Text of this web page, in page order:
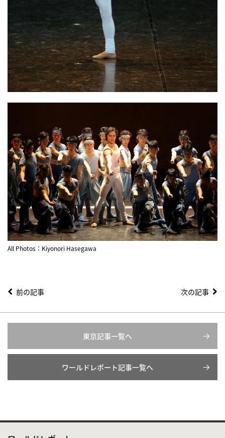
All Photos：Kiyonori Hasegawa
前の記事 次の記事
東京記事一覧へ
ワールドレポート記事一覧へ